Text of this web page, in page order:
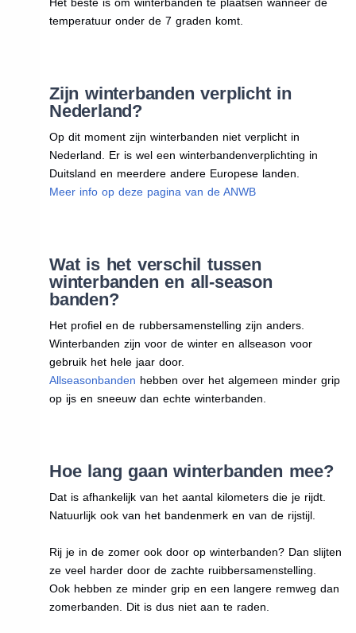
temperatuur onder de 7 graden komt.
Zijn winterbanden verplicht in
Nederland?
Op dit moment zijn winterbanden niet verplicht in
Nederland. Er is wel een winterbandenverplichting in
Duitsland en meerdere andere Europese landen.
Meer info op deze pagina van de ANWB
Wat is het verschil tussen
winterbanden en all-season
banden?
Het profiel en de rubbersamenstelling zijn anders.
Winterbanden zijn voor de winter en allseason voor
gebruik het hele jaar door.
Allseasonbanden hebben over het algemeen minder grip
op ijs en sneeuw dan echte winterbanden.
Hoe lang gaan winterbanden mee?
Dat is afhankelijk van het aantal kilometers die je rijdt.
Natuurlijk ook van het bandenmerk en van de rijstijl.
Rij je in de zomer ook door op winterbanden? Dan slijten
ze veel harder door de zachte ruibbersamenstelling.
Ook hebben ze minder grip en een langere remweg dan
zomerbanden. Dit is dus niet aan te raden.